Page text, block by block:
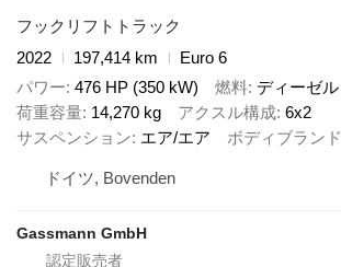
フックリフトトラック
2022
197,414 km
Euro 6
パワー 476 HP (350 kW) 燃料 ディーゼル
荷重容量 14,270 kg アクスル構成 6x2
サスペンション エア/エア ボディブランド
ドイツ, Bovenden
Gassmann GmbH